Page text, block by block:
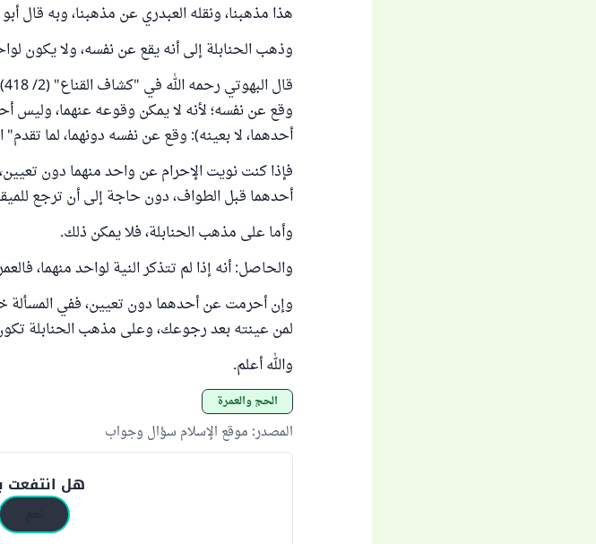
هذا مذهبنا، ونقله العبدري عن مذهبنا، وبه قال
وذهب الحنابلة إلى أنه يقع عن نفسه، ولا يكون
وقع عن نفسه؛ لأنه لا يمكن وقوعه عنهما، وليس
أحدهما، لا بعينه): وقع عن نفسه دونهما، لما تقدم"
فإذا كنت نويت الإحرام عن واحد منهما دون
أحدهما قبل الطواف، دون حاجة إلى أن ترجع
وأما على مذهب الحنابلة، فلا يمكن ذلك.
والحاصل: أنه إذا لم تتذكر النية لواحد منهما،
وإن أحرمت عن أحدهما دون تعيين، ففي المسألة
لمن عينته بعد رجوعك، وعلى مذهب الحنابلة
والله أعلم.
الحج والعمرة
المصدر: موقع الإسلام سؤال وجواب
هل انتفعت